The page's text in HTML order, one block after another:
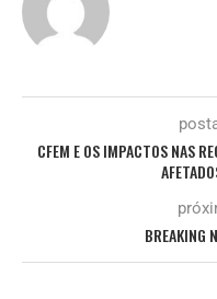
CFEM E OS IMPACTOS NAS
BREAKING